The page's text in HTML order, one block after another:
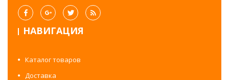
НАВИГАЦИЯ
Каталог товаров
Доставка